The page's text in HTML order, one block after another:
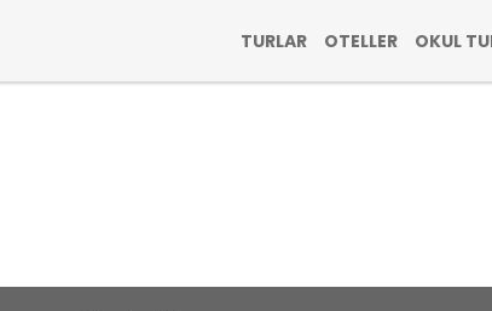
TURLAR OTELLER OKUL